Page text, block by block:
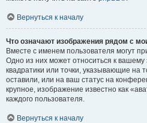
Вернуться к началу
Что означают изображения рядом с
Вместе с именем пользователя могут
Одно из них может относиться к вашему
квадратики или точки, указывающие на
оставили, или на ваш статус на
крупное, изображение известно как
каждого пользователя.
Вернуться к началу